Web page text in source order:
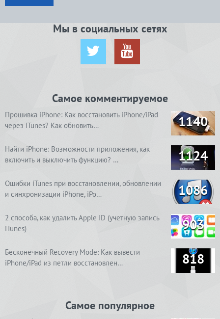
Мы в социальных сетях
Самое комментируемое
Прошивка iPhone: Как восстановить iPhone/iPad
через iTunes? Как обновить…
1140
Найти iPhone: Возможности приложения, как
включить и выключить функцию? …
1124
Ошибки iTunes при восстановлении, обновлении
и синхронизации iPhone, iPo…
1086
2 способа, как удалить Apple ID (учетную запись
iTunes)
903
Бесконечный Recovery Mode: Как вывести
iPhone/iPad из петли восстановлен…
818
Самое популярное